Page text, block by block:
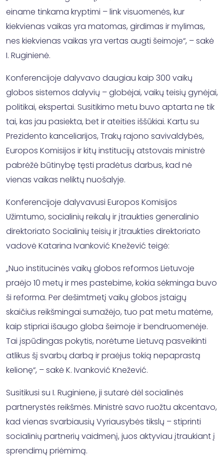
einame tinkama kryptimi – link visuomenės, kur
kiekvienas vaikas yra matomas, girdimas ir mylimas,
nes kiekvienas vaikas yra vertas augti šeimoje“, – sakė
I. Ruginienė.
Konferencijoje dalyvavo daugiau kaip 300 vaikų
globos sistemos dalyvių – globėjai, vaikų teisių gynėjai,
politikai, ekspertai. Susitikimo metu buvo aptarta ne tik
tai, kas jau pasiekta, bet ir ateities iššūkiai. Kartu su
Prezidento kanceliarijos, Trakų rajono savivaldybės,
Europos Komisijos ir kitų institucijų atstovais ministrė
pabrėžė būtinybę tęsti pradėtus darbus, kad nė
vienas vaikas neliktų nuošalyje.
Konferencijoje dalyvavusi Europos Komisijos
Užimtumo, socialinių reikalų ir įtraukties generalinio
direktoriato Socialinių teisių ir įtraukties direktoriato
vadovė Katarina Ivanković Knežević teigė:
„Nuo institucinės vaikų globos reformos Lietuvoje
praėjo 10 metų ir mes pastebime, kokia sėkminga buvo
ši reforma. Per dešimtmetį vaikų globos įstaigų
skaičius reikšmingai sumažėjo, tuo pat metu matėme,
kaip stipriai išaugo globa šeimoje ir bendruomenėje.
Tai įspūdingas pokytis, norėtume Lietuvą pasveikinti
atlikus šį svarbų darbą ir praėjus tokią nepaprastą
kelionę“, – sakė K. Ivanković Knežević.
Susitikusi su I. Ruginiene, ji sutarė dėl socialinės
partnerystės reikšmės. Ministrė savo ruožtu akcentavo,
kad vienas svarbiausių Vyriausybės tikslų – stiprinti
socialinių partnerių vaidmenį, juos aktyviau įtraukiant į
sprendimų priėmimą.